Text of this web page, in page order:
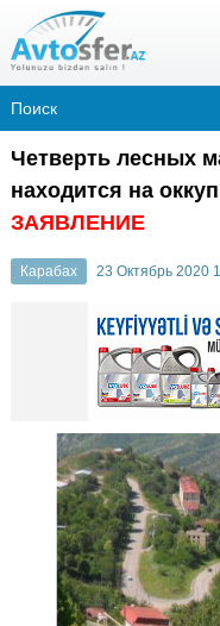
Четверть лесных
находится на
ЗАЯВЛЕНИЕ
Карабах 23 Октябрь 2020